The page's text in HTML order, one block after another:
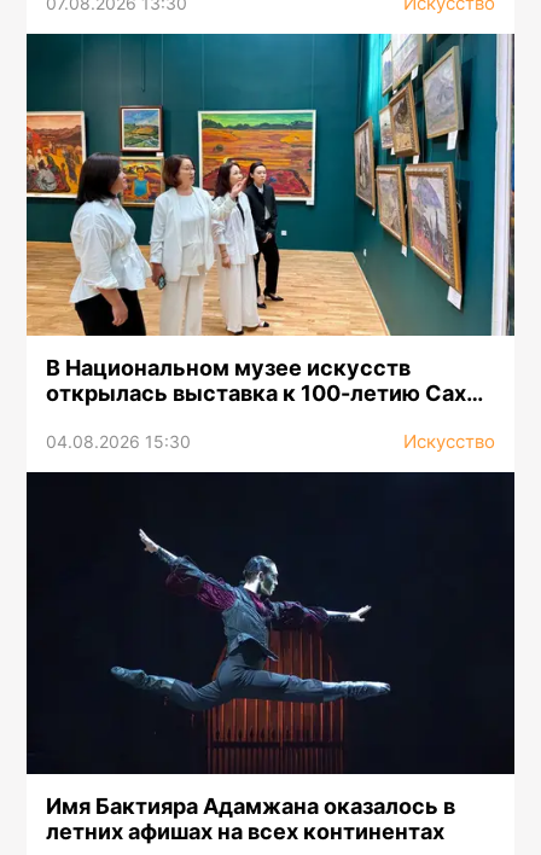
В Национальном музее искусств
открылась выставка к 100-летию Сахи
04.08.2026 15:30 Искусство
Имя Бактияра Адамжана оказалось в
летних афишах на всех континентах